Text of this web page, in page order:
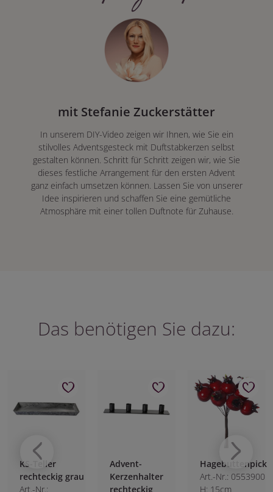
mit Stefanie Zuckerstätter
In unserem DIY-Video zeigen wir Ihnen, wie Sie ein
stilvolles Adventsgesteck mit Duftstabkerzen selbst
gestalten können. Schritt für Schritt zeigen wir, wie Sie
dieses festliche Arrangement für den ersten Advent
ganz einfach umsetzen können. Lassen Sie von unserer
Idee inspirieren und schaffen Sie eine gemütliche
Atmosphäre mit einer tollen Duftnote für Zuhause.
Das benötigen Sie dazu:
KS-Teller
rechteckig grau
Art.-Nr.:
Advent-
Kerzenhalter
rechteckig
Hagebuttenpick
Art.-Nr.: 0553900
H: 15cm